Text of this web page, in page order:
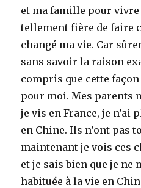
et ma famille pour vivre
tellement fière de faire
changé ma vie. Car
sans savoir la raison
compris que cette
pour moi. Mes parents
je vis en France, je n’ai
en Chine. Ils n’ont pas
maintenant je vois ces
et je sais bien que je ne
habituée à la vie en